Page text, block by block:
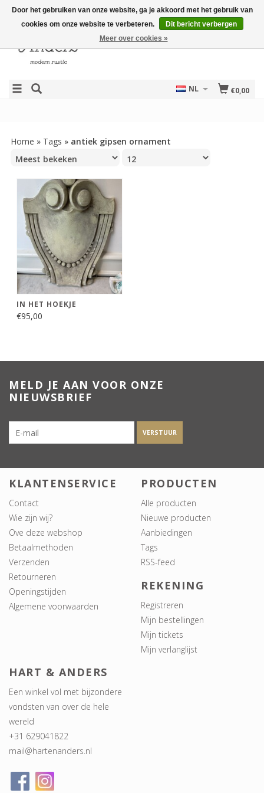
€0,00
NL
Home » Tags » antiek gipsen ornament
IN HET HOEKJE
€95,00
MELD JE AAN VOOR ONZE
NIEUWSBRIEF
VERSTUUR
KLANTENSERVICE
Contact
Wie zijn wij?
Ove deze webshop
Betaalmethoden
Verzenden
Retourneren
Openingstijden
Algemene voorwaarden
PRODUCTEN
Alle producten
Nieuwe producten
Aanbiedingen
Tags
RSS-feed
REKENING
Registreren
Mijn bestellingen
Mijn tickets
Mijn verlanglijst
HART & ANDERS
Een winkel vol met bijzondere
vondsten van over de hele
wereld
+31 629041822
mail@hartenanders.nl
Door het gebruiken van onze website, ga je akkoord met het gebruik van
cookies om onze website te verbeteren.
Dit bericht verbergen
Meer over cookies »